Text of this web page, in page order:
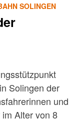
SOLINGEN
Solingen der
und
Alter von 8